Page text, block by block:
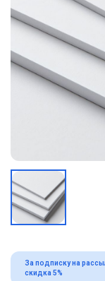
За подписку на
скидка 5%